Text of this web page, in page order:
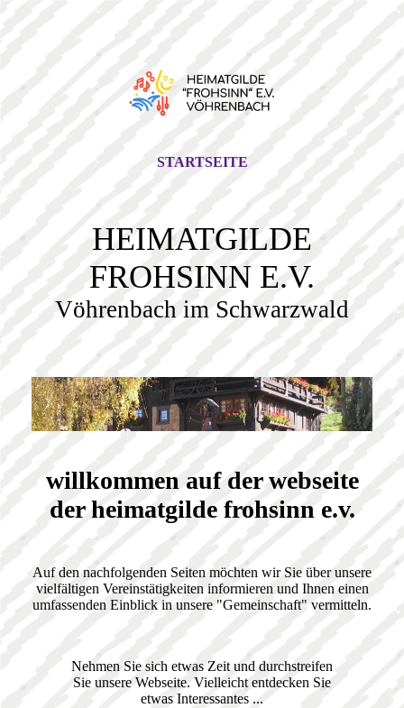
STARTSEITE
HEIMATGILDE
FROHSINN E.V.
Vöhrenbach im Schwarzwald
willkommen auf der webseite
der heimatgilde frohsinn e.v.
Auf den nachfolgenden Seiten möchten wir Sie über unsere
vielfältigen Vereinstätigkeiten informieren und Ihnen einen
umfassenden Einblick in unsere "Gemeinschaft" vermitteln.
Nehmen Sie sich etwas Zeit und durchstreifen
Sie unsere Webseite. Vielleicht entdecken Sie
etwas Interessantes ...